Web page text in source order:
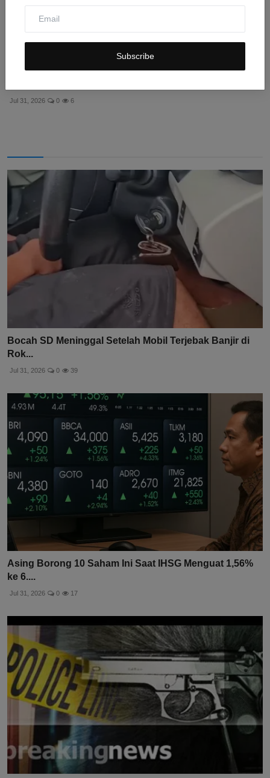
Subscribe
Serangan AS ke Pulau Qeshm Iran: Detik-detik Ledakan
Jul 31, 2026 0 6
Bocah SD Meninggal Setelah Mobil Terjebak Banjir di
Rok...
Jul 31, 2026 0 39
Asing Borong 10 Saham Ini Saat IHSG Menguat 1,56%
ke 6....
Jul 31, 2026 0 17